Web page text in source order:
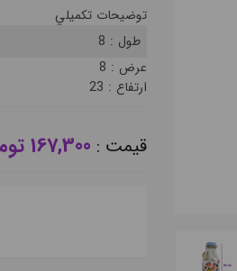
توضيحات تکميلي
طول :
عرض :
ارتفاع :
قيمت : 167,300 تومان